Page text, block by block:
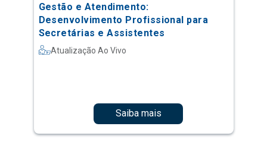
Gestão e Atendimento:
Desenvolvimento Profissional para
Secretárias e Assistentes
Atualização Ao Vivo
Saiba mais